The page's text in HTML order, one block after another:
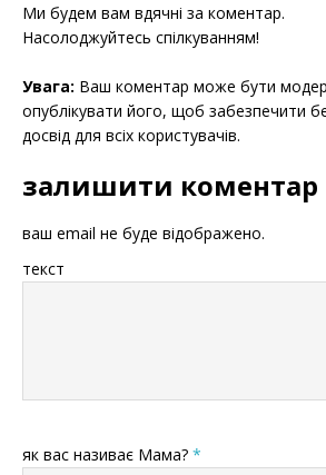
Ми будем вам вдячні за коментар.
Насолоджуйтесь спілкуванням!
Увага: Ваш коментар може бути
опублікувати його, щоб забезпечити
досвід для всіх користувачів.
залишити коментар
ваш email не буде відображено.
текст
як вас називає Мама? *